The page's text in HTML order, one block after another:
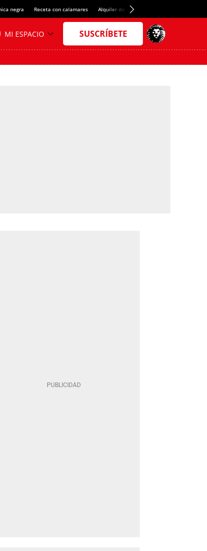
negra Receta con calamares Alquiler de habitaciones en España